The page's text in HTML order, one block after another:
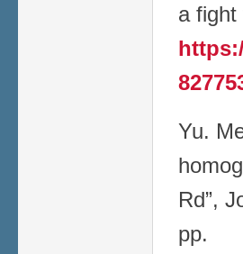
a fight
Yu.
Rd”,
pp.